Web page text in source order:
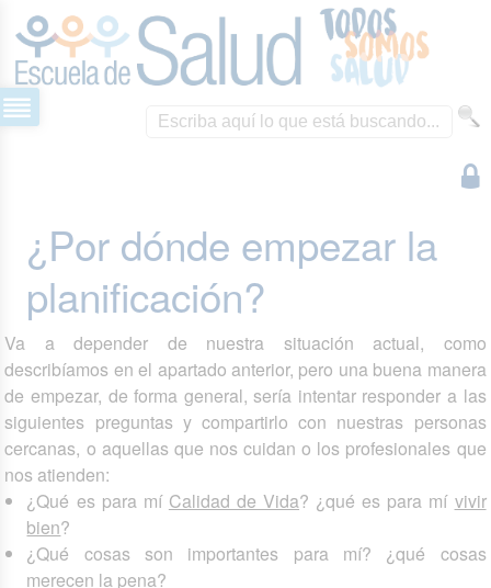
¿Por dónde empezar la
planificación?
Va a depender de nuestra situación actual, como
describíamos en el apartado anterior, pero una buena manera
de empezar, de forma general, sería intentar responder a las
siguientes preguntas y compartirlo con nuestras personas
cercanas, o aquellas que nos cuidan o los profesionales que
nos atienden:
¿Qué es para mí Calidad de Vida? ¿qué es para mí vivir
bien?
¿Qué cosas son importantes para mí? ¿qué cosas
merecen la pena?